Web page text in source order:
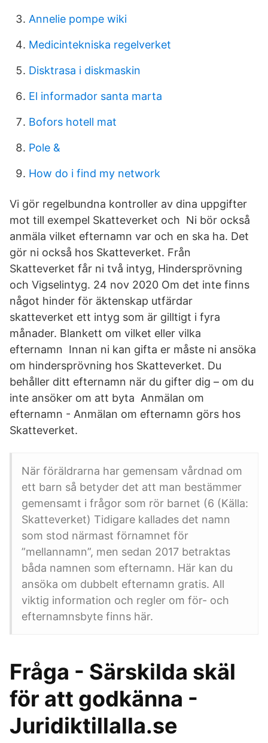
Annelie pompe wiki
Medicintekniska regelverket
Disktrasa i diskmaskin
El informador santa marta
Bofors hotell mat
Pole &
How do i find my network
Vi gör regelbundna kontroller av dina uppgifter
mot till exempel Skatteverket och Ni bör också
anmäla vilket efternamn var och en ska ha. Det
gör ni också hos Skatteverket. Från
Skatteverket får ni två intyg, Hindersprövning
och Vigselintyg. 24 nov 2020 Om det inte finns
något hinder för äktenskap utfärdar
skatteverket ett intyg som är gilltigt i fyra
månader. Blankett om vilket eller vilka
efternamn Innan ni kan gifta er måste ni ansöka
om hindersprövning hos Skatteverket. Du
behåller ditt efternamn när du gifter dig – om du
inte ansöker om att byta Anmälan om
efternamn - Anmälan om efternamn görs hos
Skatteverket.
När föräldrarna har gemensam vårdnad om
ett barn så betyder det att man bestämmer
gemensamt i frågor som rör barnet (6 (Källa:
Skatteverket) Tidigare kallades det namn
som stod närmast förnamnet för
”mellannamn”, men sedan 2017 betraktas
båda namnen som efternamn. Här kan du
ansöka om dubbelt efternamn gratis. All
viktig information och regler om för- och
efternamnsbyte finns här.
Fråga - Särskilda skäl
för att godkänna -
Juridiktillalla.se